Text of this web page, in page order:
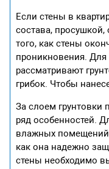
Если стены в
состава,
того, как стены
проникновения. Для
рассматривают
грибок. Чтобы
За слоем грунтовки
ряд особенностей.
влажных помещений,
как она надежно
стены необходимо